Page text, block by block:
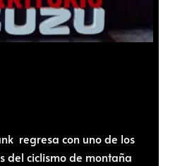
regresa con uno de los
del ciclismo de montaña